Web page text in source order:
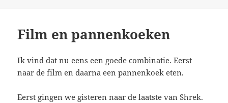
Film en pannenkoeken
Ik vind dat nu eens een goede combinatie. Eerst
naar de film en daarna een pannenkoek eten.
Eerst gingen we gisteren naar de laatste van Shrek.